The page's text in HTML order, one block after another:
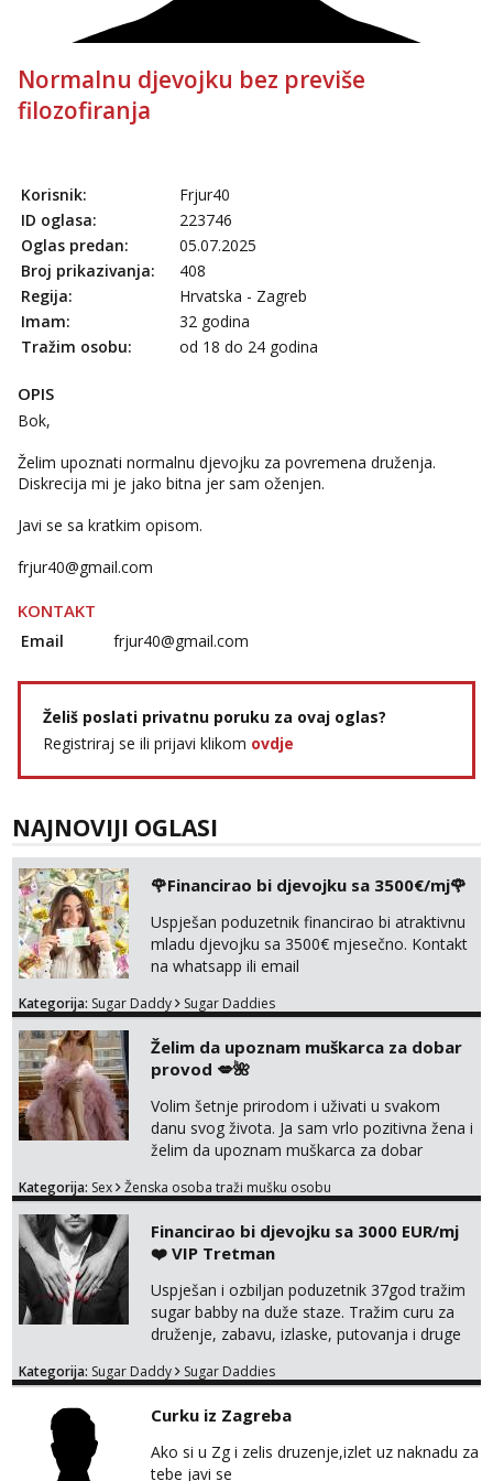
Normalnu djevojku bez previše
filozofiranja
Korisnik:
Frjur40
ID oglasa:
223746
Oglas predan:
05.07.2025
Broj prikazivanja:
408
Regija:
Hrvatska - Zagreb
Imam:
32 godina
Tražim osobu:
od 18 do 24 godina
OPIS
Bok,
Želim upoznati normalnu djevojku za povremena druženja.
Diskrecija mi je jako bitna jer sam oženjen.
Javi se sa kratkim opisom.
frjur40@gmail.com
KONTAKT
Email frjur40@gmail.com
Želiš poslati privatnu poruku za ovaj oglas?
Registriraj se ili prijavi klikom ovdje
NAJNOVIJI OGLASI
🌹Financirao bi djevojku sa 3500€/mj🌹
Uspješan poduzetnik financirao bi atraktivnu
mladu djevojku sa 3500€ mjesečno. Kontakt
na whatsapp ili email
Kategorija: Sugar Daddy Sugar Daddies
Želim da upoznam muškarca za dobar
provod 💋🌺
Volim šetnje prirodom i uživati u svakom
danu svog života. Ja sam vrlo pozitivna žena i
želim da upoznam muškarca za dobar
na link ispod i nadji me tamo, cekam te!
Kategorija: Sex Ženska osoba traži mušku osobu
Financirao bi djevojku sa 3000 EUR/mj
❤️ VIP Tretman
Uspješan i ozbiljan poduzetnik 37god tražim
sugar babby na duže staze. Tražim curu za
druženje, zabavu, izlaske, putovanja i druge
otvorena, komunikativna, zgodna i atraktivna
markodalic37@gmail.com
Kategorija: Sugar Daddy Sugar Daddies
Curku iz Zagreba
Ako si u Zg i zelis druzenje,izlet uz naknadu za
tebe javi se